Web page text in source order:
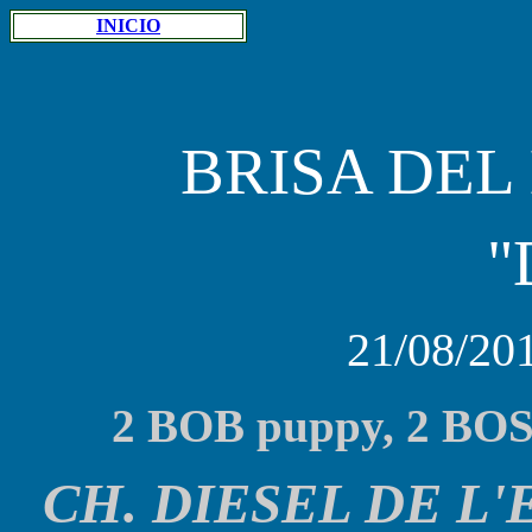
INICIO
BRISA
21/08/
2 BOB puppy, 2
CH. DIESEL DE